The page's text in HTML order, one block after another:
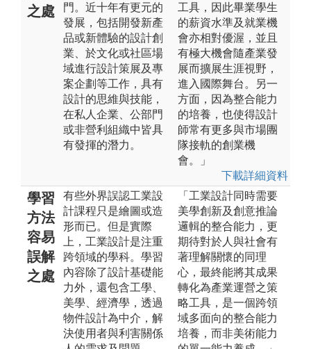
之處
門。近十年有更元的
發展，包括開發新產
品或新體驗的設計創
業、於文化或社區場
域進行設計策展及專
案企劃等工作，具有
設計的思維與技能，
在私人企業、公部門
或非營利組織中皆具
有發揮的潛力。
工具，因此畢業學生
的薪資水準及就業機
會亦相對優渥，並且
有極大機會隨產業發
展而擴展生涯視野，
進入國際舞台。另一
方面，因為整合能力
的培養，也使得設計
師常有更多與市場團
隊接軌的創業機
會。」
下載詳細資料
學習
方法
容易
誤解
之處
有些外界誤認工業設
計課程只是繪圖或造
形而已。但是實際
上，工業設計是注重
跨領域的學科。學習
內容除了設計基礎能
力外，還包含工學、
美學、經濟學，透過
物件設計為中介，解
決使用者與利害關係
「工業設計同時需要
美學創新及創意推論
邏輯的整合能力，更
期待對於人與社會有
著理解關懷的同理
心，最終能將其成果
轉化為產業運營之策
略工具，是一個跨領
域多面向的整合能力
培養，而非美術能力